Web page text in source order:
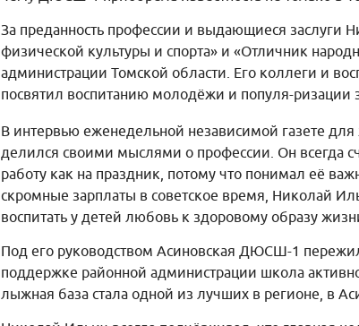
За преданность профессии и выдающиеся заслуги
физической культуры и спорта» и «Отличник
администрации Томской области. Его коллеги и
посвятил воспитанию молодёжи и популя-ризации
В интервью еженедельной независимой газете
делился своими мыслями о профессии. Он всегда
работу как на праздник, потому что понимал её
скромные зарплаты в советское время, Николай
воспитать у детей любовь к здоровому образу
Под его руководством Асиновская ДЮСШ-1
поддержке районной администрации школа
лыжная база стала одной из лучших в регионе, в